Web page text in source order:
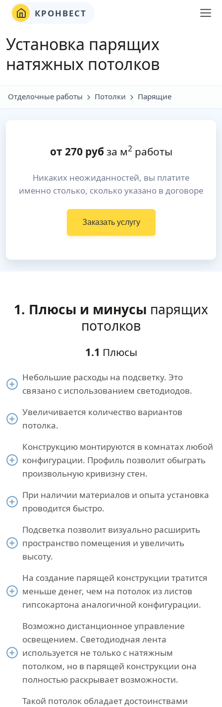
КРОНВЕСТ
Установка парящих
натяжных потолков
Отделочные работы Потолки Парящие
от 270руб за м2работы
Никаких неожиданностей, вы платите
именно столько, сколько указано в договоре
Заказать услугу
1. Плюсы и минусы парящих
потолков
1.1 Плюсы
Небольшие расходы на подсветку. Это
связано с использованием светодиодов.
Увеличивается количество вариантов
потолка.
Конструкцию монтируются в комнатах любой
конфигурации. Профиль позволит обыграть
произвольную кривизну стен.
При наличии материалов и опыта установка
проводится быстро.
Подсветка позволит визуально расширить
пространство помещения и увеличить
высоту.
На создание парящей конструкции тратится
меньше денег, чем на потолок из листов
гипсокартона аналогичной конфигурации.
Возможно дистанционное управление
освещением. Светодиодная лента
используется не только с натяжным
потолком, но в парящей конструкции она
полностью раскрывает возможности.
Такой потолок обладает достоинствами